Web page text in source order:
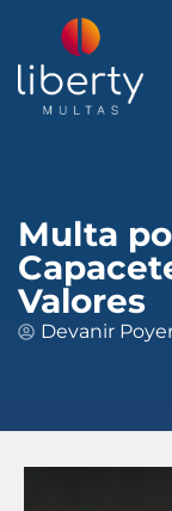
Multa
Valores
Devanir